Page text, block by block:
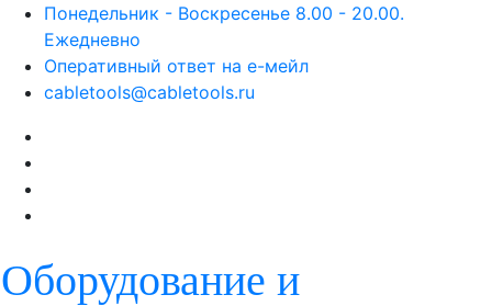
Skip
content
Понедельник - Воскресенье 8.00 - 20.00.
Ежедневно
Оперативный ответ на е-мейл
cabletools@cabletools.ru
Оборудование и